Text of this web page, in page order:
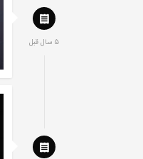
5 سال قبل